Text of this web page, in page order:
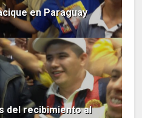
en Paraguay
del recibimiento al